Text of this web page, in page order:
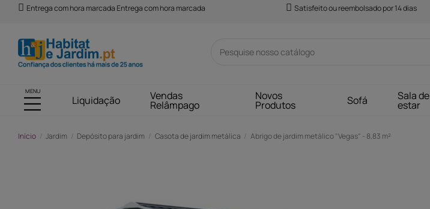
Entrega com hora marcada Entrega com hora marcada Satisfeito ou reembolsado por 14 dias
MENU
Liquidação Vendas
Relâmpago
Novos
Produtos Sofá Sala de
estar
Início Jardim Depósito para jardim Casota de jardim metálica Abrigo de jardim metálico "Vegas" - 8,83 m²